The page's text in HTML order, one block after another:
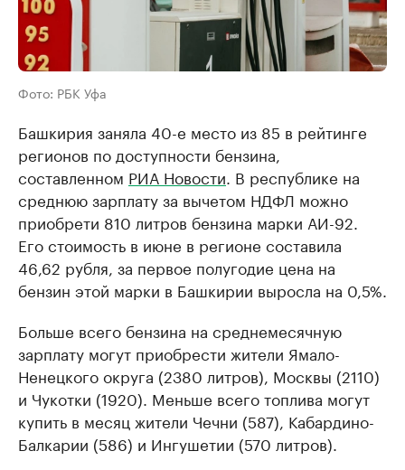
Фото: РБК Уфа
Башкирия заняла 40-е место из 85 в рейтинге
регионов по доступности бензина,
составленном РИА Новости. В республике на
среднюю зарплату за вычетом НДФЛ можно
приобрети 810 литров бензина марки АИ-92.
Его стоимость в июне в регионе составила
46,62 рубля, за первое полугодие цена на
бензин этой марки в Башкирии выросла на 0,5%.
Больше всего бензина на среднемесячную
зарплату могут приобрести жители Ямало-
Ненецкого округа (2380 литров), Москвы (2110)
и Чукотки (1920). Меньше всего топлива могут
купить в месяц жители Чечни (587), Кабардино-
Балкарии (586) и Ингушетии (570 литров).